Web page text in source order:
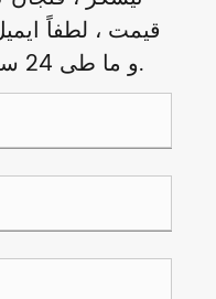
قیمت ، لطفاً
و ما طی 24 ساعت در تماس خواهیم بود.